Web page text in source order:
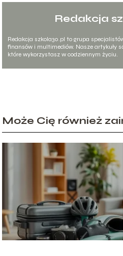
Redakcja
Redakcja szkola30.pl to grupa
finansów i multimediów. Nasze artykuły
które wykorzystasz w codziennym życiu.
Może Cię również